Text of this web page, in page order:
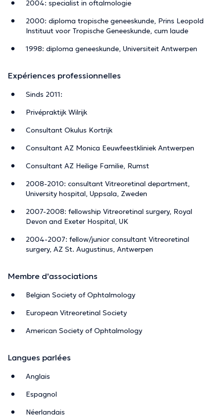
2004: specialist in oftalmologie
2000: diploma tropische geneeskunde, Prins Leopold
Instituut voor Tropische Geneeskunde, cum laude
1998: diploma geneeskunde, Universiteit Antwerpen
Expériences professionnelles
Sinds 2011:
Privépraktijk Wilrijk
Consultant Okulus Kortrijk
Consultant AZ Monica Eeuwfeestkliniek Antwerpen
Consultant AZ Heilige Familie, Rumst
2008-2010: consultant Vitreoretinal department,
University hospital, Uppsala, Zweden
2007-2008: fellowship Vitreoretinal surgery, Royal
Devon and Exeter Hospital, UK
2004-2007: fellow/junior consultant Vitreoretinal
surgery, AZ St. Augustinus, Antwerpen
Membre d'associations
Belgian Society of Ophtalmology
European Vitreoretinal Society
American Society of Ophtalmology
Langues parlées
Anglais
Espagnol
Néerlandais